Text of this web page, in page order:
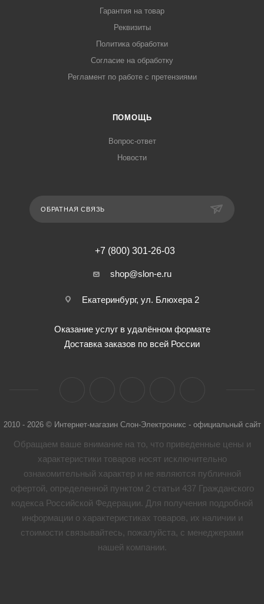
Гарантия на товар
Реквизиты
Политика обработки
Согласие на обработку
Регламент по работе с претензиями
ПОМОЩЬ
Вопрос-ответ
Новости
ОБРАТНАЯ СВЯЗЬ
+7 (800) 301-26-03
shop@slon-e.ru
Екатеринбург, ул. Блюхера 2
Оказание услуг в удалённом формате
Доставка заказов по всей России
2010 - 2026 © Интернет-магазин Слон-Электроникс - официальный сайт
Обращаем ваше внимание на то, что приведенные цены и
характеристики товaров носят исключительно
ознакомительный характер и не являются публичной
офертой, определенной пунктом 2 статьи 437 Гражданского
кодекса Российской Федерации. Для получения подробной
информации о характеристиках товaров, их наличии и
стоимости связывайтесь, пожалуйста, с менеджерами
нашей компании.